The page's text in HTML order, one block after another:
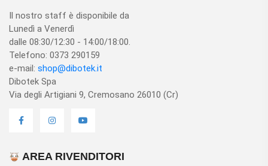
Il nostro staff è disponibile da
Lunedì a Venerdì
dalle 08:30/12:30 - 14:00/18:00.
Telefono: 0373 290159
e-mail: shop@dibotek.it
Dibotek Spa
Via degli Artigiani 9, Cremosano 26010 (Cr)
AREA RIVENDITORI